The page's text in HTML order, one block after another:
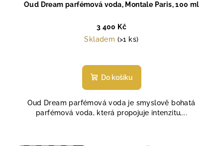
Oud Dream parfémová voda, Montale Paris, 100 ml
3 400 Kč
Skladem (>1 ks)
Do košíku
Oud Dream parfémová voda je smyslově bohatá
parfémová voda, která propojuje intenzitu,...